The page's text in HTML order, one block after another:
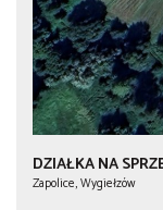
DZIAŁKA NA
Zapolice, Wygiełzów